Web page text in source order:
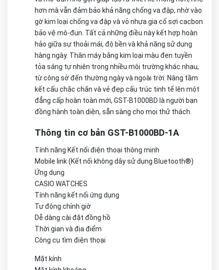
hơn mà vẫn đảm bảo khả năng chống va đập, nhờ vào
gờ kim loại chống va đập và vỏ nhựa gia cố sợi cacbon
bảo vệ mô-đun. Tất cả những điều này kết hợp hoàn
hảo giữa sự thoải mái, độ bền và khả năng sử dụng
hàng ngày. Thân máy bằng kim loại màu đen tuyền
tỏa sáng tự nhiên trong nhiều môi trường khác nhau,
từ công sở đến thường ngày và ngoài trời. Nâng tầm
kết cấu chắc chắn và vẻ đẹp cấu trúc tinh tế lên một
đẳng cấp hoàn toàn mới, GST-B1000BD là người bạn
đồng hành toàn diện, sẵn sàng cho mọi thử thách.
Thông tin cơ bản GST-B1000BD-1A
Tính năng Kết nối điện thoại thông minh
Mobile link (Kết nối không dây sử dụng Bluetooth®)
Ứng dụng
CASIO WATCHES
Tính năng kết nối ứng dụng
Tự động chỉnh giờ
Dễ dàng cài đặt đồng hồ
Thời gian và địa điểm
Công cụ tìm điện thoại
Mặt kính